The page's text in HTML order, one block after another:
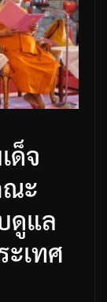
ด็จ
ณะ
ดูแล
เทศ